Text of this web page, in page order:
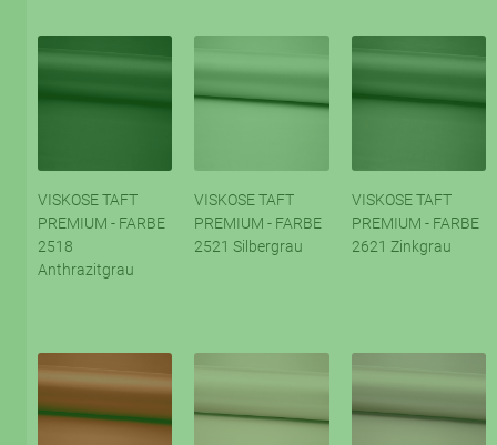
VISKOSE TAFT
PREMIUM - FARBE
2518
Anthrazitgrau
VISKOSE TAFT
PREMIUM - FARBE
2521 Silbergrau
VISKOSE TAFT
PREMIUM - FARBE
2621 Zinkgrau